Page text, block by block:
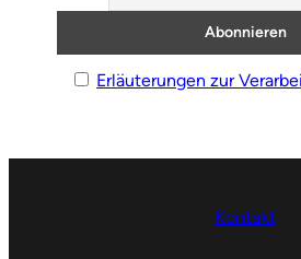
Erläuterungen zur
Kontakt